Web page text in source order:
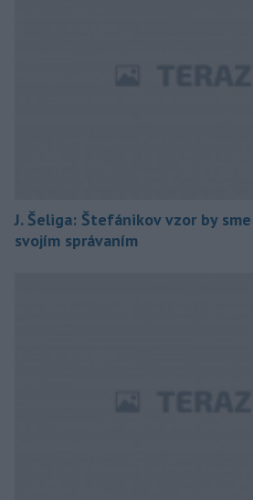
J. Šeliga: Štefánikov vzor by
svojím správaním